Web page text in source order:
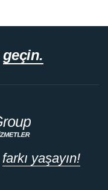
geçin.
farkı yaşayın!